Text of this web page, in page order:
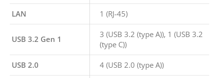
LAN 1 (RJ-45)
USB 3.2 Gen 1
3 (USB 3.2 (type A)), 1 (USB 3.2
(type C))
USB 2.0 4 (USB 2.0 (type A))